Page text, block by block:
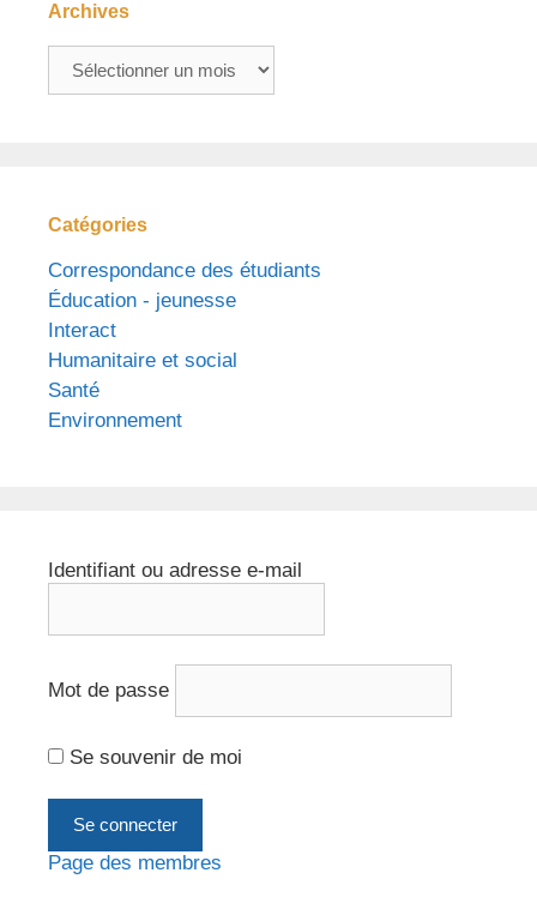
Archives
Archives
Catégories
Correspondance des étudiants
Éducation - jeunesse
Interact
Humanitaire et social
Santé
Environnement
Identifiant ou adresse e-mail
Mot de passe
Se souvenir de moi
Page des membres